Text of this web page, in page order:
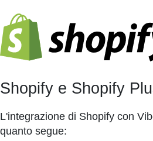
Shopify e Shopify
L'integrazione di Shopify con
quanto segue: